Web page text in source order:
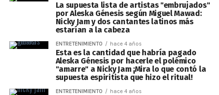
La supuesta lista de artistas "embrujados"
por Aleska Génesis según Miguel Mawad:
Nicky Jam y dos cantantes latinos más
estarían a la cabeza
ENTRETENIMIENTO hace 4 años
Esta es la cantidad que habría pagado
Aleska Génesis por hacerle el polémico
"amarre" a Nicky Jam ¡Mira lo que contó la
supuesta espiritista que hizo el ritual!
ENTRETENIMIENTO hace 4 años